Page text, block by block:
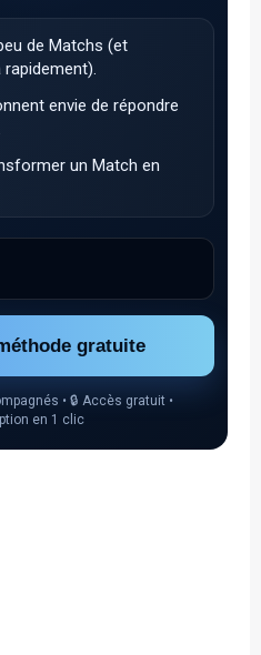
de Matchs (et
envie de répondre
un Match en
gratuite
• 🔒 Accès gratuit •
en 1 clic